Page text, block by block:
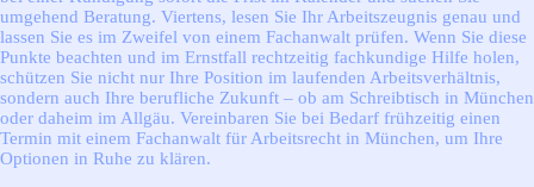
umgehend Beratung. Viertens, lesen Sie Ihr Arbeitszeugnis genau und
lassen Sie es im Zweifel von einem Fachanwalt prüfen. Wenn Sie diese
Punkte beachten und im Ernstfall rechtzeitig fachkundige Hilfe holen,
schützen Sie nicht nur Ihre Position im laufenden Arbeitsverhältnis,
sondern auch Ihre berufliche Zukunft – ob am Schreibtisch in München
oder daheim im Allgäu. Vereinbaren Sie bei Bedarf frühzeitig einen
Termin mit einem Fachanwalt für Arbeitsrecht in München, um Ihre
Optionen in Ruhe zu klären.